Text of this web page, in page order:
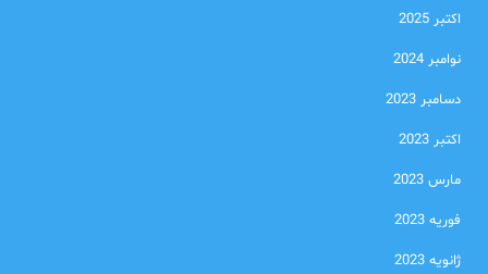
اکتبر 2025
نوامبر 2024
دسامبر 2023
اکتبر 2023
مارس 2023
فوریه 2023
ژانویه 2023